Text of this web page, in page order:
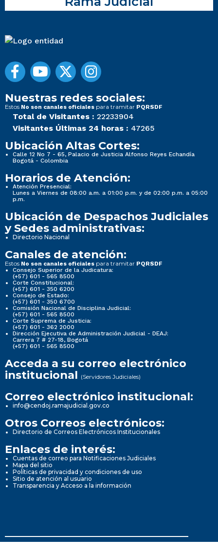
Nuestras redes sociales:
Estos No son canales oficiales para tramitar PQRSDF
Total de Visitantes : 22233904
Visitantes Últimas 24 horas : 47265
Ubicación Altas Cortes:
Calle 12 No 7 - 65, Palacio de Justicia Alfonso Reyes Echandía
Bogotá - Colombia
Horarios de Atención:
Atención Presencial:
Lunes a Viernes de 08:00 a.m. a 01:00 p.m. y de 02:00 p.m. a 05:00
p.m.
Ubicación de Despachos Judiciales
y Sedes administrativas:
Directorio Nacional
Canales de atención:
Estos No son canales oficiales para tramitar PQRSDF
Consejo Superior de la Judicatura:
(+57) 601 - 565 8500
Corte Constitucional:
(+57) 601 - 350 6200
Consejo de Estado:
(+57) 601 - 350 6700
Comisión Nacional de Disciplina Judicial:
(+57) 601 - 565 8500
Corte Suprema de Justicia:
(+57) 601 - 362 2000
Dirección Ejecutiva de Administración Judicial - DEAJ:
Carrera 7 # 27-18, Bogotá
(+57) 601 - 565 8500
Acceda a su correo electrónico
institucional (Servidores Judiciales)
Correo electrónico institucional:
info@cendoj.ramajudicial.gov.co
Otros Correos electrónicos:
Directorio de Correos Electrónicos Institucionales
Enlaces de interés:
Cuentas de correo para Notificaciones Judiciales
Mapa del sitio
Políticas de privacidad y condiciones de uso
Sitio de atención al usuario
Transparencia y Acceso a la información